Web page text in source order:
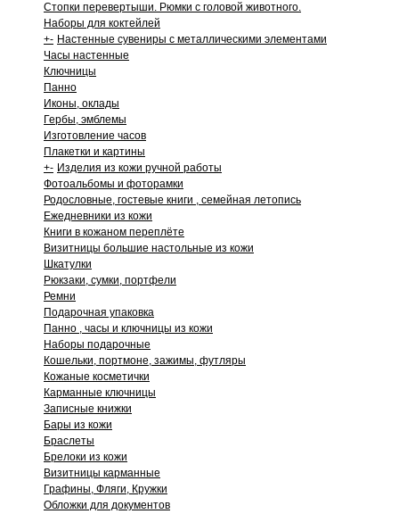
Стопки перевертыши. Рюмки с головой животного.
Наборы для коктейлей
+- Настенные сувениры с металлическими элементами
Часы настенные
Ключницы
Панно
Иконы, оклады
Гербы, эмблемы
Изготовление часов
Плакетки и картины
+- Изделия из кожи ручной работы
Фотоальбомы и фоторамки
Родословные, гостевые книги , семейная летопись
Ежедневники из кожи
Книги в кожаном переплёте
Визитницы большие настольные из кожи
Шкатулки
Рюкзаки, сумки, портфели
Ремни
Подарочная упаковка
Панно , часы и ключницы из кожи
Наборы подарочные
Кошельки, портмоне, зажимы, футляры
Кожаные косметички
Карманные ключницы
Записные книжки
Бары из кожи
Браслеты
Брелоки из кожи
Визитницы карманные
Графины, Фляги, Кружки
Обложки для документов